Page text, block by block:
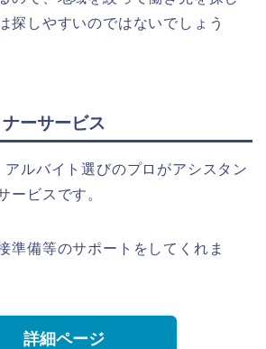
探しやすいのではないでしょう
ーサービス
ルバイト選びのプロがアシスタン
ービスです。
準備等のサポートをしてくれま
詳細ページ